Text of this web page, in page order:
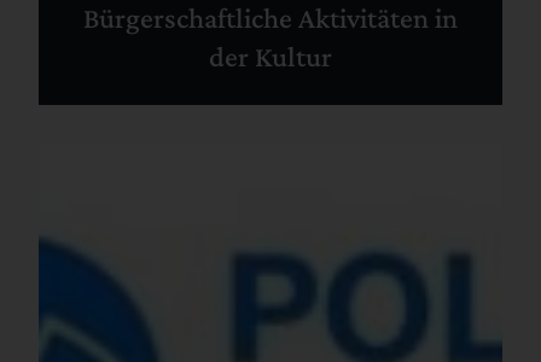
Bürgerschaftliche Aktivitäten in
der Kultur